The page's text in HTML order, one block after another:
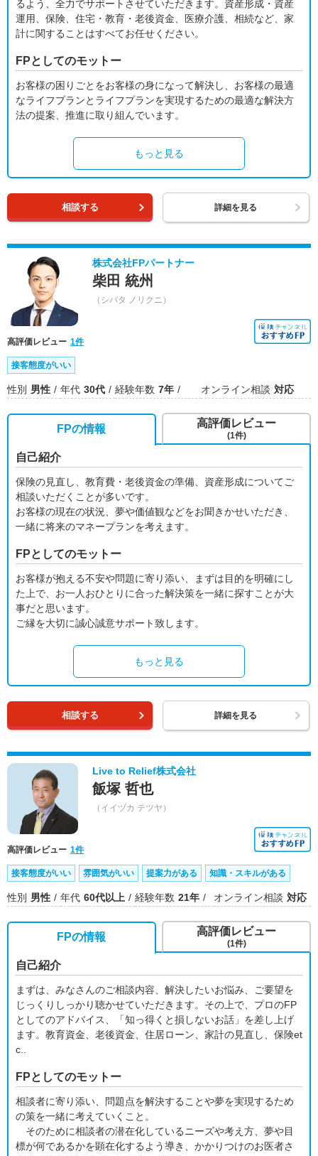
るよう、全力でサポートさせていただきます。資産形成・資産
運用、保険、住宅・教育・老後資金、医療介護、相続など、家
計に関することはすべてお任せください。
FPとしてのモットー
お客様の困りごとをお客様の身になって解決し、お客様の最適
なライフプランとライフプランを実現するための最適な解決方
法の提案、推進に取り組んでいます。
もっと見る
相談する 詳細を見る
株式会社FPパートナー
柴田 統州
（シバタ ノリクニ）
高評価レビュー 1件
接客態度がいい
性別 男性 年代 30代 経験年数 7年 オンライン相談 対応
FPの情報
自己紹介
保険の見直し、教育費・老後資金の準備、資産形成についてご
相談いただくことが多いです。
お客様の現在の状況、夢や価値観などをお聞きかせいただき、
一緒に将来のマネープランを考えます。
FPとしてのモットー
お客様が抱える不安や問題に寄り添い、まずは目的を明確にし
た上で、お一人おひとりに合った解決策を一緒に探すことが大
事だと思います。
ご縁を大切に誠心誠意サポート致します。
もっと見る
高評価レビュー
(1件)
相談する 詳細を見る
Live to Relief株式会社
飯塚 哲也
（イイヅカ テツヤ）
高評価レビュー 1件
接客態度がいい 雰囲気がいい 提案力がある 知識・スキルがある
性別 男性 年代 60代以上 経験年数 21年 オンライン相談 対応
FPの情報
自己紹介
まずは、みなさんのご相談内容、解決したいお悩み、ご要望を
じっくりしっかり聴かせていただきます。その上で、プロのFP
としてのアドバイス、「知っ得くと損しないお話」を差し上げ
ます。教育資金、老後資金、住居ローン、家計の見直し、保険et
c..
FPとしてのモットー
相談者に寄り添い、問題点を解決することや夢を実現するため
の策を一緒に考えていくこと。
そのために相談者の潜在化しているニーズや考え方、夢や目
標が何であるかを顕在化するよう導き、かかりつけのお医者さ
高評価レビュー
(1件)